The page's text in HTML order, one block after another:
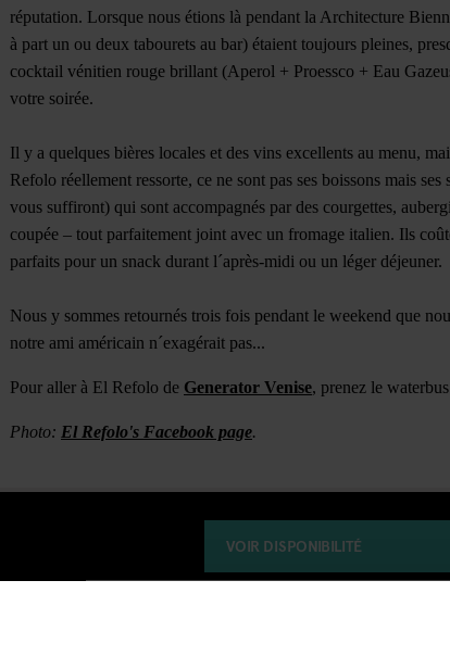
réputation. Lorsque nous étions là pendant la Architecture
à part un ou deux tabourets au bar) étaient toujours pleines,
cocktail vénitien rouge brillant (Aperol + Proessco + Eau
votre soirée.
Il y a quelques bières locales et des vins excellents au menu,
Refolo réellement ressorte, ce ne sont pas ses boissons mais
vous suffiront) qui sont accompagnés par des courgettes,
coupée – tout parfaitement joint avec un fromage italien. Ils
parfaits pour un snack durant l´après-midi ou un léger déjeuner.
Nous y sommes retournés trois fois pendant le weekend que
notre ami américain n´exagérait pas...
Pour aller à El Refolo de Generator Venise, prenez le
Photo: El Refolo's Facebook page.
VOIR DISPONIBILITÉ